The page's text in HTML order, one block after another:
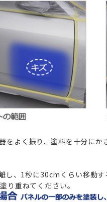
よく振り、塗料を十分に
、1秒に30cmくらい移動
り重ねてください。